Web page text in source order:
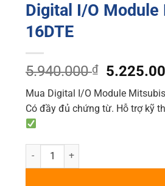
Digital I/O Module
16DTE
5.940.000₫
Original
price
was:
Mua Digital I/O Module
Có đầy đủ chứng từ. Hỗ trợ kỹ
Digital I/O Module Mitsubishi